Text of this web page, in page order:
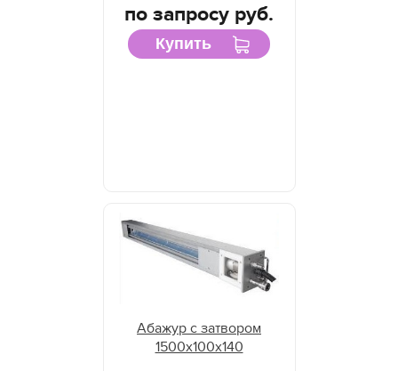
по запросу руб.
Купить
Абажур с затвором
1500х100х140